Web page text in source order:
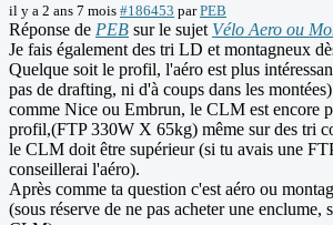
il y a 2 ans 7 mois #186453 parPEB
Réponse de PEB sur le sujet Vélo Aero ou
Je fais également des tri LD et montagneux
Quelque soit le profil, l'aéro est plus
pas de drafting, ni d'à coups dans les
comme Nice ou Embrun, le CLM est encore
profil,(FTP 330W X 65kg) même sur des tri
le CLM doit être supérieur (si tu avais une
conseillerai l'aéro).
Après comme ta question c'est aéro ou
(sous réserve de ne pas acheter une enclume,